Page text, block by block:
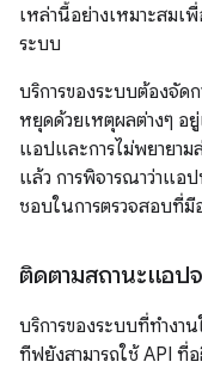
เหล่านี้อย่างเหมาะสมเ
ระบบ
บริการของระบบต้องจัด
หยุดด้วยเหตุผลต่างๆ อ
แอปและการไม่พยายาม
แล้ว การพิจารณาว่าแอ
ชอบในการตรวจสอบที่มี
ติดตามสถานะแอป
บริการของระบบที่ทำงา
ทีฟยังสามารถใช้ API ที่